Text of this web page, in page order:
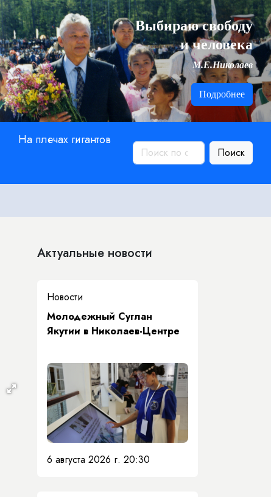
Выбираю свободу
и человека
М.Е.Николаев
Подробнее
На плечах гигантов
Поиск
Актуальные новости
Новости
Молодежный Суглан
Якутии в Николаев-Центре
6 августа 2026 г. 20:30